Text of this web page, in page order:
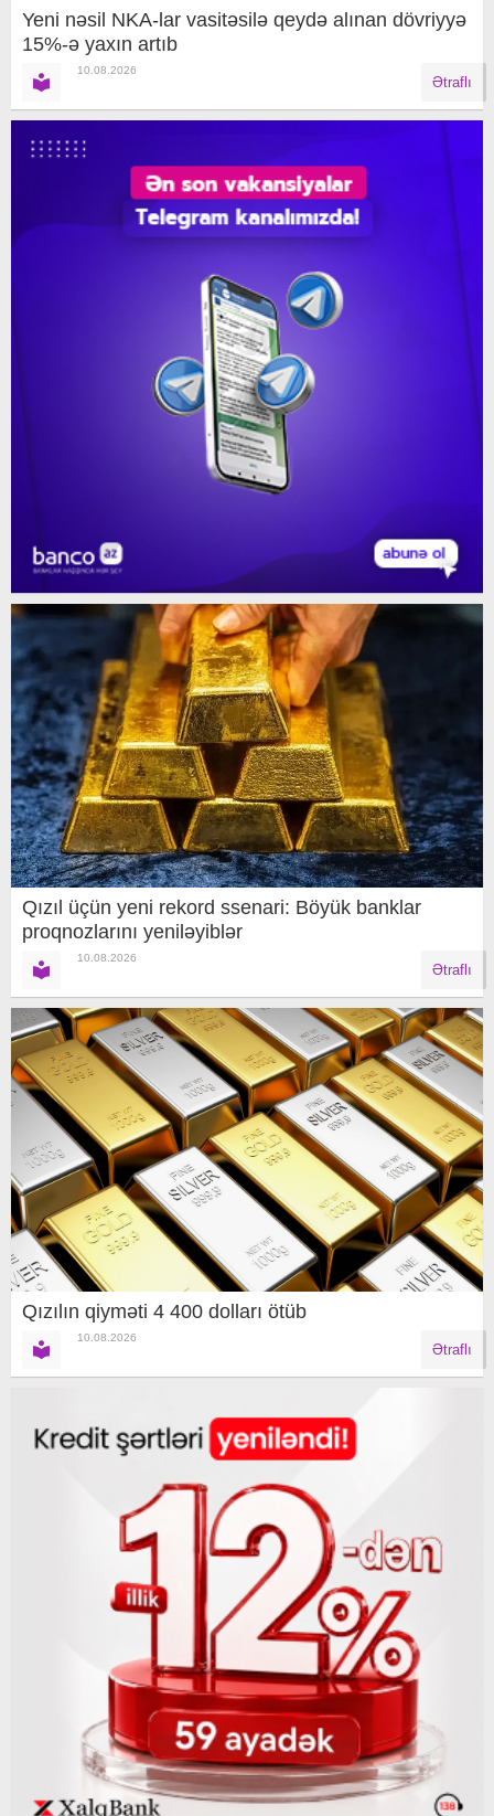
Yeni nəsil NKA-lar vasitəsilə qeydə alınan dövriyyə
15%-ə yaxın artıb
10.08.2026
Ətraflı
Qızıl üçün yeni rekord ssenari: Böyük banklar
proqnozlarını yeniləyiblər
10.08.2026
Ətraflı
Qızılın qiyməti 4 400 dolları ötüb
10.08.2026
Ətraflı